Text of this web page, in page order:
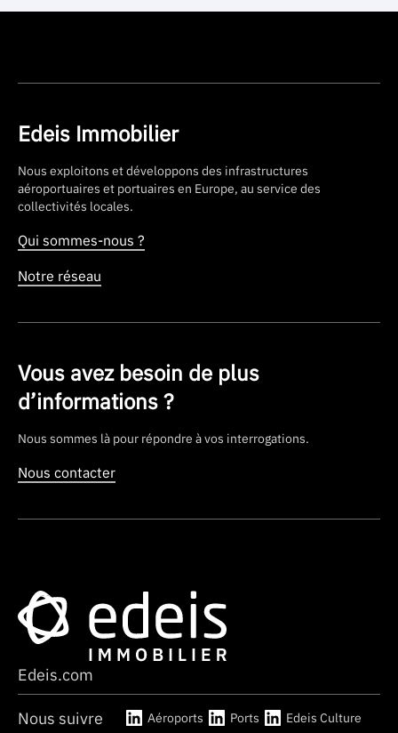
Edeis Immobilier
Nous exploitons et développons des infrastructures
aéroportuaires et portuaires en Europe, au service des
collectivités locales.
Qui sommes-nous ?
Notre réseau
Vous avez besoin de plus
d’informations ?
Nous sommes là pour répondre à vos interrogations.
Nous contacter
Edeis.com
Nous suivre Aéroports Ports Edeis Culture